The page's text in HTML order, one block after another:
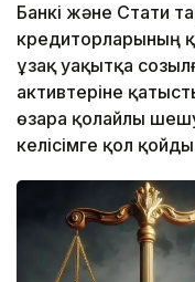
Банкі және Стати
кредиторларының
ұзақ уақытқа
активтеріне
өзара қолайлы
келісімге қол